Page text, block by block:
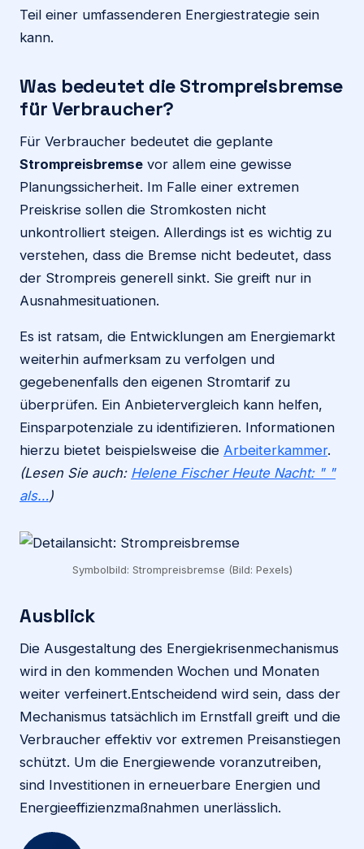
Teil einer umfassenderen Energiestrategie sein
kann.
Was bedeutet die Strompreisbremse
für Verbraucher?
Für Verbraucher bedeutet die geplante
Strompreisbremse vor allem eine gewisse
Planungssicherheit. Im Falle einer extremen
Preiskrise sollen die Stromkosten nicht
unkontrolliert steigen. Allerdings ist es wichtig zu
verstehen, dass die Bremse nicht bedeutet, dass
der Strompreis generell sinkt. Sie greift nur in
Ausnahmesituationen.
Es ist ratsam, die Entwicklungen am Energiemarkt
weiterhin aufmerksam zu verfolgen und
gegebenenfalls den eigenen Stromtarif zu
überprüfen. Ein Anbietervergleich kann helfen,
Einsparpotenziale zu identifizieren. Informationen
hierzu bietet beispielsweise die Arbeiterkammer.
(Lesen Sie auch: Helene Fischer Heute Nacht: " "
als…)
Symbolbild: Strompreisbremse (Bild: Pexels)
Ausblick
Die Ausgestaltung des Energiekrisenmechanismus
wird in den kommenden Wochen und Monaten
weiter verfeinert.Entscheidend wird sein, dass der
Mechanismus tatsächlich im Ernstfall greift und die
Verbraucher effektiv vor extremen Preisanstiegen
schützt. Um die Energiewende voranzutreiben,
sind Investitionen in erneuerbare Energien und
Energieeffizienzmaßnahmen unerlässlich.